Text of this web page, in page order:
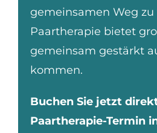
gemeinsamen Weg zu
Paartherapie bietet
gemeinsam gestärkt
kommen.
Buchen Sie jetzt
Paartherapie-Termin